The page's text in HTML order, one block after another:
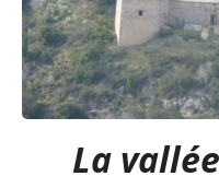
La